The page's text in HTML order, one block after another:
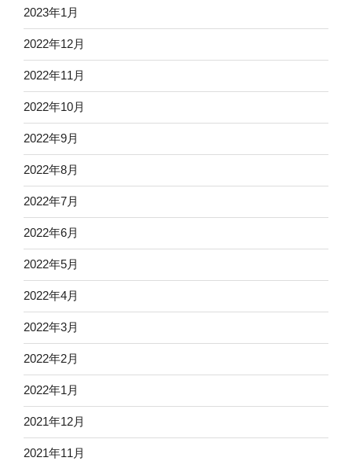
2023年1月
2022年12月
2022年11月
2022年10月
2022年9月
2022年8月
2022年7月
2022年6月
2022年5月
2022年4月
2022年3月
2022年2月
2022年1月
2021年12月
2021年11月